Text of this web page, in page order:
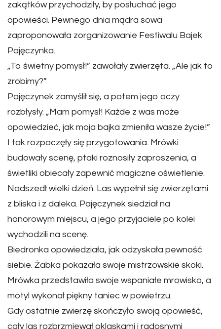
zakątków przychodziły, by posłuchać jego
opowieści. Pewnego dnia mądra sowa
zaproponowała zorganizowanie Festiwalu Bajek
Pajęczynka.
„To świetny pomysł!” zawołały zwierzęta. „Ale jak to
zrobimy?”
Pajęczynek zamyślił się, a potem jego oczy
rozbłysły. „Mam pomysł! Każde z was może
opowiedzieć, jak moja bajka zmieniła wasze życie!”
I tak rozpoczęły się przygotowania. Mrówki
budowały scenę, ptaki roznosiły zaproszenia, a
świetliki obiecały zapewnić magiczne oświetlenie.
Nadszedł wielki dzień. Las wypełnił się zwierzętami
z bliska i z daleka. Pajęczynek siedział na
honorowym miejscu, a jego przyjaciele po kolei
wychodzili na scenę.
Biedronka opowiedziała, jak odzyskała pewność
siebie. Żabka pokazała swoje mistrzowskie skoki.
Mrówka przedstawiła swoje wspaniałe mrowisko, a
motyl wykonał piękny taniec w powietrzu.
Gdy ostatnie zwierzę skończyło swoją opowieść,
cały las rozbrzmiewał oklaskami i radosnymi